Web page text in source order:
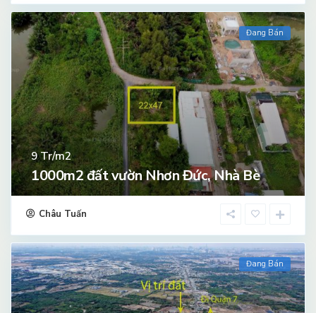
Đang Bán
9Tr/m2
1000m2 đất vườn Nhơn Đức, Nhà Bè
Châu Tuấn
Đang Bán